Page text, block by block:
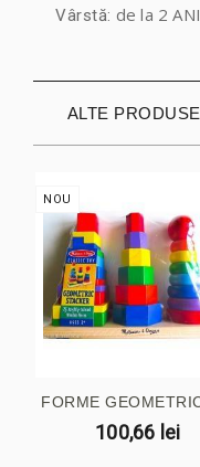
Vârstă: de la 2 ANI
ALTE
NOU
FORME
100,66 lei